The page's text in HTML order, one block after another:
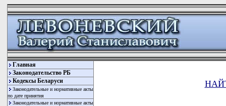
Главная
Законодательство РБ
Кодексы Беларуси
Законодательные и нормативные акты
по дате принятия
Законодательные и нормативные акты